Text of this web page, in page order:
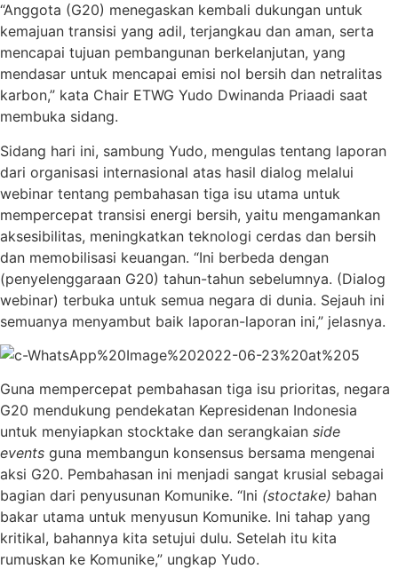
“Anggota (G20) menegaskan kembali dukungan untuk
kemajuan transisi yang adil, terjangkau dan aman, serta
mencapai tujuan pembangunan berkelanjutan, yang
mendasar untuk mencapai emisi nol bersih dan netralitas
karbon,” kata Chair ETWG Yudo Dwinanda Priaadi saat
membuka sidang.
Sidang hari ini, sambung Yudo, mengulas tentang laporan
dari organisasi internasional atas hasil dialog melalui
webinar tentang pembahasan tiga isu utama untuk
mempercepat transisi energi bersih, yaitu mengamankan
aksesibilitas, meningkatkan teknologi cerdas dan bersih
dan memobilisasi keuangan. “Ini berbeda dengan
(penyelenggaraan G20) tahun-tahun sebelumnya. (Dialog
webinar) terbuka untuk semua negara di dunia. Sejauh ini
semuanya menyambut baik laporan-laporan ini,” jelasnya.
Guna mempercepat pembahasan tiga isu prioritas, negara
G20 mendukung pendekatan Kepresidenan Indonesia
untuk menyiapkan stocktake dan serangkaian side
events guna membangun konsensus bersama mengenai
aksi G20. Pembahasan ini menjadi sangat krusial sebagai
bagian dari penyusunan Komunike. “Ini (stoctake) bahan
bakar utama untuk menyusun Komunike. Ini tahap yang
kritikal, bahannya kita setujui dulu. Setelah itu kita
rumuskan ke Komunike,” ungkap Yudo.